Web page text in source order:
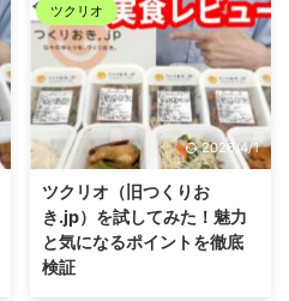
ツクリオ
2026/4/1
ツクリオ（旧つくりお
き.jp）を試してみた！魅力
と気になるポイントを徹底
検証